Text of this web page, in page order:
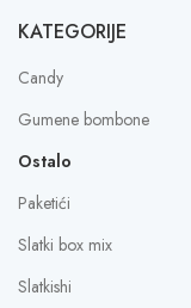
KATEGORIJE
Candy
Gumene bombone
Ostalo
Paketići
Slatki box mix
Slatkishi